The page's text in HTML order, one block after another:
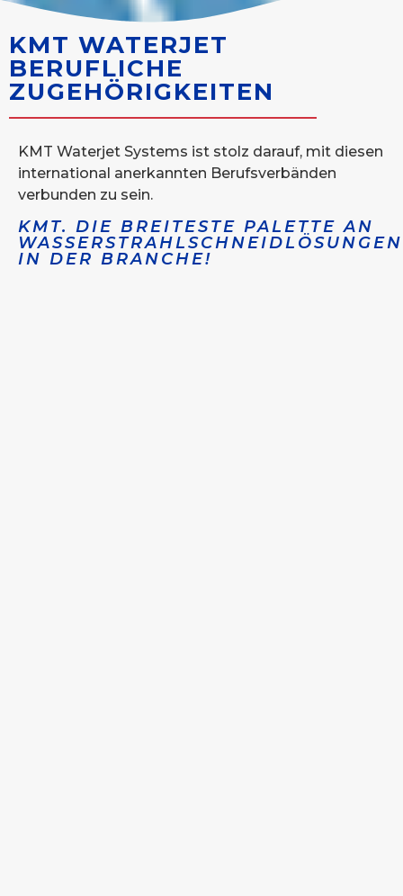
KMT WATERJET
BERUFLICHE
ZUGEHÖRIGKEITEN
KMT Waterjet Systems ist stolz darauf, mit diesen
international anerkannten Berufsverbänden
verbunden zu sein.
KMT. DIE BREITESTE PALETTE AN
WASSERSTRAHLSCHNEIDLÖSUNGEN
IN DER BRANCHE!